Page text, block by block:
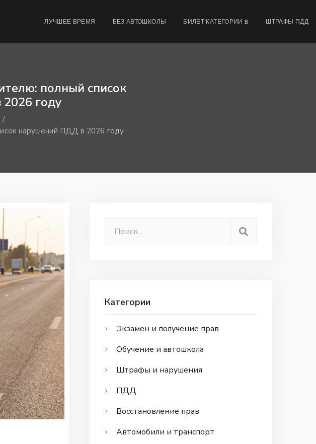
ЛУЧШЕЕ ВРЕМЯ БЕЗ АВТОШКОЛЫ БИЛЕТ КАТЕГОРИИ B ШТРАФЫ ПДД
полный список
году
нарушений ПДД в 2026 году
Категории
Экзамен и получение прав
Обучение и автошкола
Штрафы и нарушения
ПДД
Восстановление прав
Автомобили и транспорт